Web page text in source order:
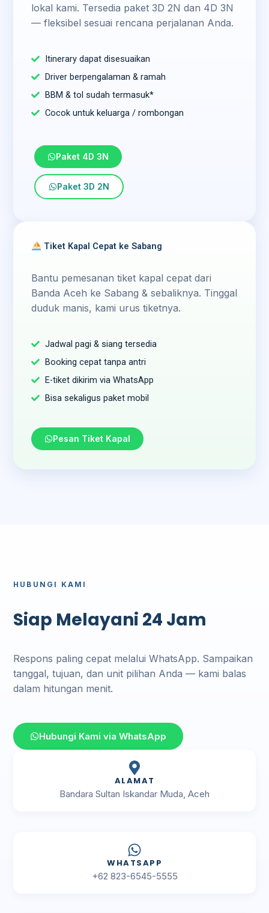
lokal kami. Tersedia paket 3D 2N dan 4D 3N
— fleksibel sesuai rencana perjalanan Anda.
Itinerary dapat disesuaikan
Driver berpengalaman & ramah
BBM & tol sudah termasuk*
Cocok untuk keluarga / rombongan
Paket 4D 3N
Paket 3D 2N
Tiket Kapal Cepat ke Sabang
Bantu pemesanan tiket kapal cepat dari
Banda Aceh ke Sabang & sebaliknya. Tinggal
duduk manis, kami urus tiketnya.
Jadwal pagi & siang tersedia
Booking cepat tanpa antri
E-tiket dikirim via WhatsApp
Bisa sekaligus paket mobil
Pesan Tiket Kapal
HUBUNGI KAMI
Siap Melayani 24 Jam
Respons paling cepat melalui WhatsApp. Sampaikan
tanggal, tujuan, dan unit pilihan Anda — kami balas
dalam hitungan menit.
Hubungi Kami via WhatsApp
ALAMAT
Bandara Sultan Iskandar Muda, Aceh
WHATSAPP
+62 823-6545-5555